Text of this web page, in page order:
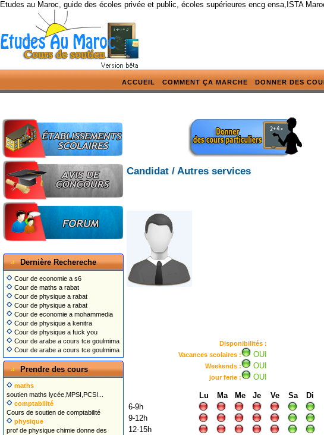
Etudes au Maroc, guide des écoles privée et public, écoles supérieures encg ensa,ISTA
ACCUEIL COMMENT ÇA MARCHE DONNER DES
Dernière Rechereche
Cour de economie a s6
Cour de maths a rabat
Cour de physique a rabat
Cour de physique a rabat
Cour de economie a mohammedia
Cour de physique a kenitra
Cour de physique a fuck you
Cour de arabe a cours tce goulmima
Cour de arabe a cours tce goulmima
Prendre des cours
maths
soutien maths lycée,MPSI,PCSI...
comptabilité
Cours de soutien de comptabilité
physique
prof de physique chimie donne des
Candidat / Autres services
Disponibilités :
Vacances scolaires :
OUI
Weekends : OUI
jour ferie : OUI
Lu Ma Me Je Ve Sa
Di
6-9h
9-12h
12-15h